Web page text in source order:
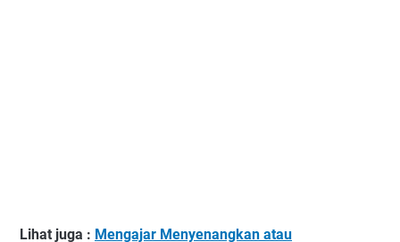
Lihat juga : Mengajar Menyenangkan atau